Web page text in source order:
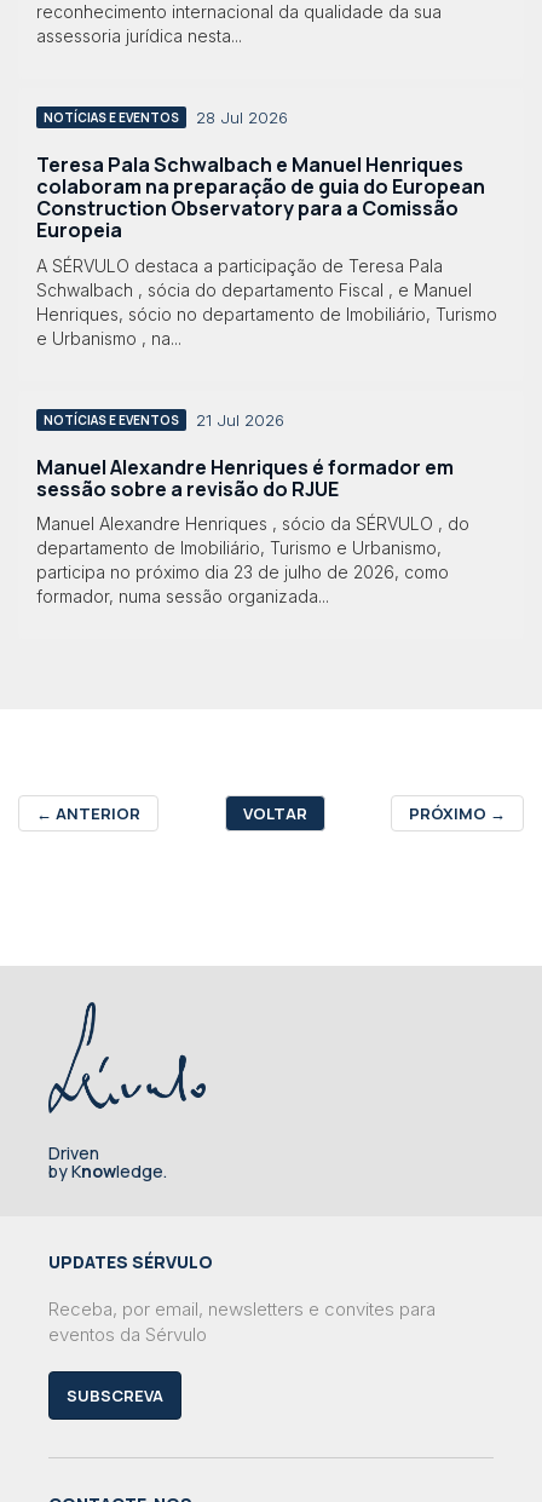
reconhecimento internacional da qualidade da sua
assessoria jurídica nesta...
NOTÍCIAS E EVENTOS 28 Jul 2026
Teresa Pala Schwalbach e Manuel Henriques
colaboram na preparação de guia do European
Construction Observatory para a Comissão
Europeia
A SÉRVULO destaca a participação de Teresa Pala
Schwalbach , sócia do departamento Fiscal , e Manuel
Henriques, sócio no departamento de Imobiliário, Turismo
e Urbanismo , na...
NOTÍCIAS E EVENTOS 21 Jul 2026
Manuel Alexandre Henriques é formador em
sessão sobre a revisão do RJUE
Manuel Alexandre Henriques , sócio da SÉRVULO , do
departamento de Imobiliário, Turismo e Urbanismo,
participa no próximo dia 23 de julho de 2026, como
formador, numa sessão organizada...
← ANTERIOR VOLTAR PRÓXIMO →
Driven
by Knowledge.
UPDATES SÉRVULO
Receba, por email, newsletters e convites para
eventos da Sérvulo
SUBSCREVA